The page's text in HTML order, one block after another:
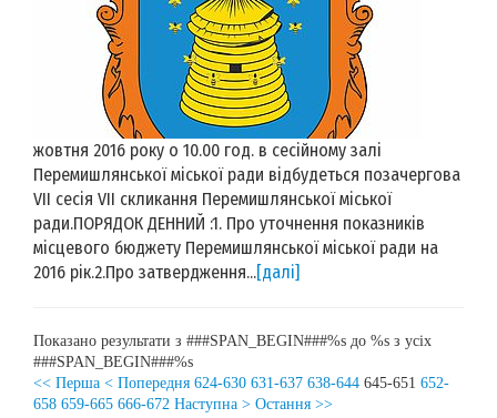
жовтня 2016 року о 10.00 год. в сесійному залі
Перемишлянської міської ради відбудеться позачергова
VIІ сесія VII скликання Перемишлянської міської
ради.ПОРЯДОК ДЕННИЙ :1. Про уточнення показників
місцевого бюджету Перемишлянської міської ради на
2016 рік.2.Про затвердження...[далі]
Показано результати з ###SPAN_BEGIN###%s до %s з усіх
###SPAN_BEGIN###%s
<< Перша < Попередня 624-630 631-637 638-644 645-651 652-
658 659-665 666-672 Наступна > Остання >>